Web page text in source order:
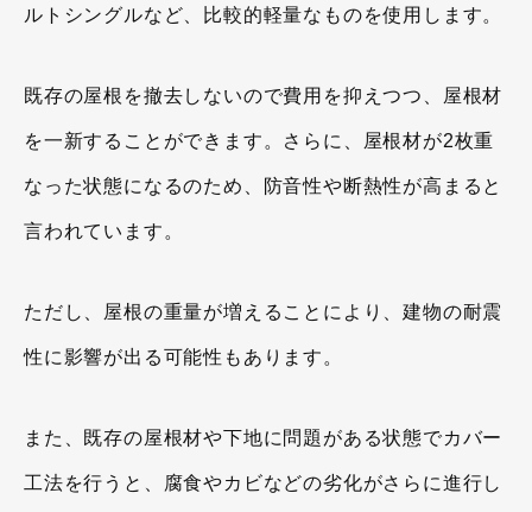
ルトシングルなど、比較的軽量なものを使用します。
既存の屋根を撤去しないので費用を抑えつつ、屋根材
を一新することができます。さらに、屋根材が2枚重
なった状態になるのため、防音性や断熱性が高まると
言われています。
ただし、屋根の重量が増えることにより、建物の耐震
性に影響が出る可能性もあります。
また、既存の屋根材や下地に問題がある状態でカバー
工法を行うと、腐食やカビなどの劣化がさらに進行し